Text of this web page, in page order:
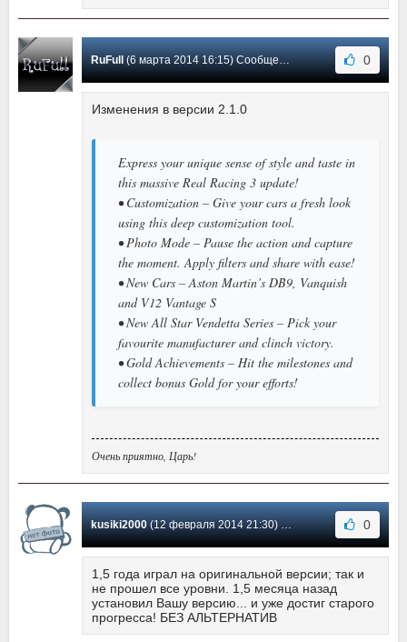
RuFull(6 марта 2014 16:15) Сообщение #7 0
Изменения в версии 2.1.0
Express your unique sense of style and taste in
this massive Real Racing 3 update!
• Customization – Give your cars a fresh look
using this deep customization tool.
• Photo Mode – Pause the action and capture
the moment. Apply filters and share with ease!
• New Cars – Aston Martin’s DB9, Vanquish
and V12 Vantage S
• New All Star Vendetta Series – Pick your
favourite manufacturer and clinch victory.
• Gold Achievements – Hit the milestones and
collect bonus Gold for your efforts!
Очень приятно, Царь!
kusiki2000(12 февраля 2014 21:30) Сообщение #6 0
1,5 года играл на оригинальной версии; так и
не прошел все уровни. 1,5 месяца назад
установил Вашу версию... и уже достиг старого
прогресса! БЕЗ АЛЬТЕРНАТИВ